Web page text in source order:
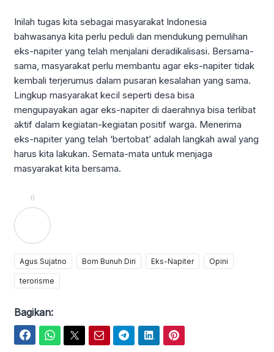
Inilah tugas kita sebagai masyarakat Indonesia
bahwasanya kita perlu peduli dan mendukung pemulihan
eks-napiter yang telah menjalani deradikalisasi. Bersama-
sama, masyarakat perlu membantu agar eks-napiter tidak
kembali terjerumus dalam pusaran kesalahan yang sama.
Lingkup masyarakat kecil seperti desa bisa
mengupayakan agar eks-napiter di daerahnya bisa terlibat
aktif dalam kegiatan-kegiatan positif warga. Menerima
eks-napiter yang telah ‘bertobat’ adalah langkah awal yang
harus kita lakukan. Semata-mata untuk menjaga
masyarakat kita bersama.
0
Agus Sujatno Bom Bunuh Diri Eks-Napiter Opini
terorisme
Bagikan: